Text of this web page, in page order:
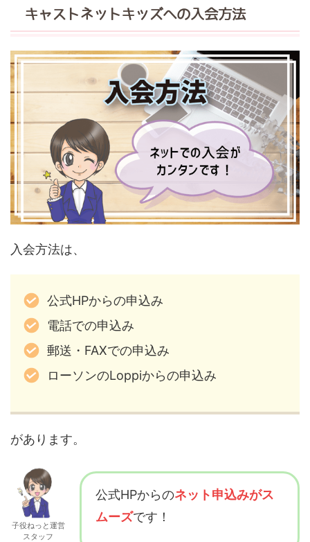
キャストネットキッズへの入会方法
入会方法は、
公式HPからの申込み
電話での申込み
郵送・FAXでの申込み
ローソンのLoppiからの申込み
があります。
子役ねっと運営
スタッフ
公式HPからのネット申込みがス
ムーズです！